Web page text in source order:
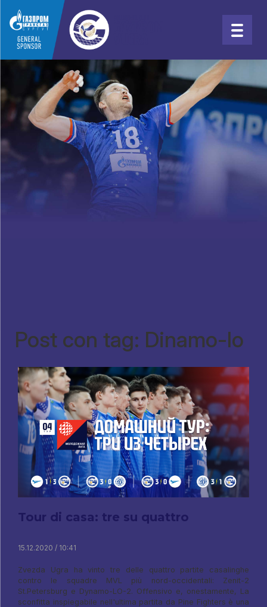
Post con tag: Dinamo-lo
Tour di casa: tre su quattro
15.12.2020 / 10:41
Zvezda Ugra ha vinto tre delle quattro partite casalinghe
contro le squadre MVL più nord-occidentali: Zenit-2
St.Petersburg e Dynamo-LO-2. Offensivo e, onestamente, La
sconfitta inspiegabile nell'ultima partita da Pine Fighters è una